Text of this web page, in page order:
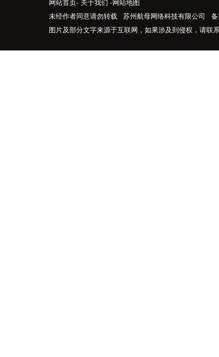
网站首页- 关于我们 -网站地图
未经作者同意请勿转载 苏州航母网络科技有限公司 备
图片及部分文字来源于互联网，如果涉及到侵权，请联